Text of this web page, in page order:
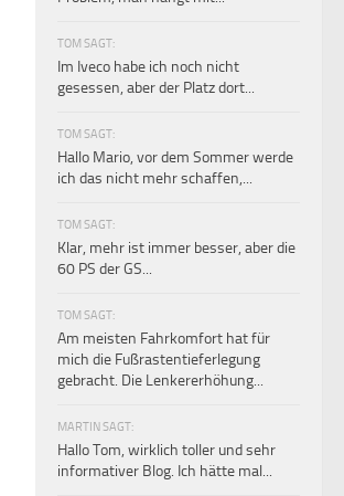
TOM SAGT:
Im Iveco habe ich noch nicht
gesessen, aber der Platz dort...
TOM SAGT:
Hallo Mario, vor dem Sommer werde
ich das nicht mehr schaffen,...
TOM SAGT:
Klar, mehr ist immer besser, aber die
60 PS der GS...
TOM SAGT:
Am meisten Fahrkomfort hat für
mich die Fußrastentieferlegung
gebracht. Die Lenkererhöhung...
MARTIN SAGT:
Hallo Tom, wirklich toller und sehr
informativer Blog. Ich hätte mal...